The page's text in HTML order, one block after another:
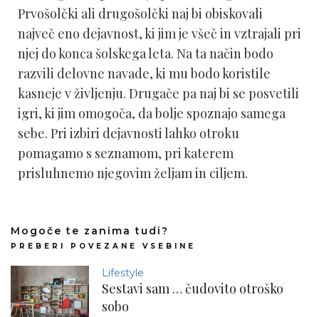
Prvošolčki ali drugošolčki naj bi obiskovali
največ eno dejavnost, ki jim je všeč in vztrajali pri
njej do konca šolskega leta. Na ta način bodo
razvili delovne navade, ki mu bodo koristile
kasneje v življenju. Drugače pa naj bi se posvetili
igri, ki jim omogoča, da bolje spoznajo samega
sebe. Pri izbiri dejavnosti lahko otroku
pomagamo s seznamom, pri katerem
prisluhnemo njegovim željam in ciljem.
Mogoče te zanima tudi?
PREBERI POVEZANE VSEBINE
Lifestyle
Sestavi sam … čudovito otroško
sobo